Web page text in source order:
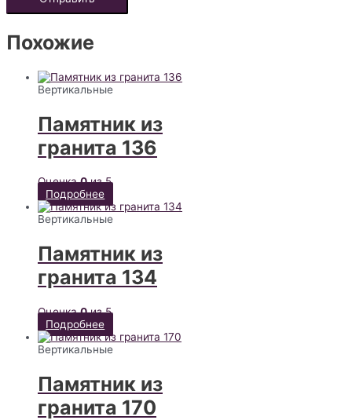
Похожие
Вертикальные
Памятник из
гранита 136
Оценка0из 5
Подробнее
Вертикальные
Памятник из
гранита 134
Оценка0из 5
Подробнее
Вертикальные
Памятник из
гранита 170